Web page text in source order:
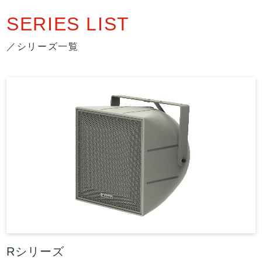
SERIES LIST
／シリーズ一覧
Rシリーズ